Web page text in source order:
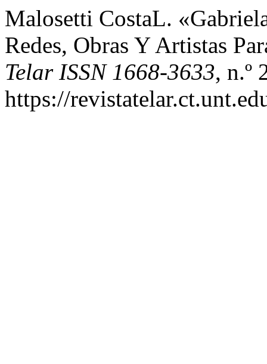
Malosetti CostaL.
Redes, Obras Y Artistas
Telar ISSN 1668-3633, n.º
https://